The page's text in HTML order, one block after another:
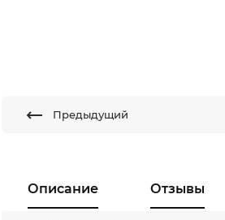
Предыдущий
Описание Отзывы